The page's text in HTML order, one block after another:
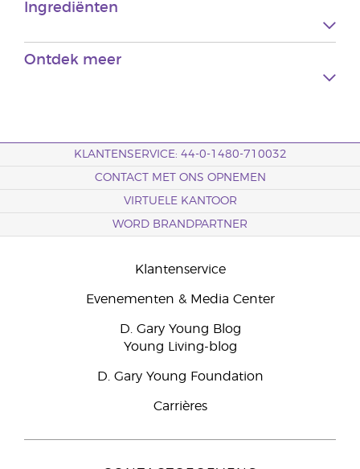
Ingrediënten
Ontdek meer
KLANTENSERVICE: 44-0-1480-710032
CONTACT MET ONS OPNEMEN
VIRTUELE KANTOOR
WORD BRANDPARTNER
Klantenservice
Evenementen & Media Center
D. Gary Young Blog
Young Living-blog
D. Gary Young Foundation
Carrières